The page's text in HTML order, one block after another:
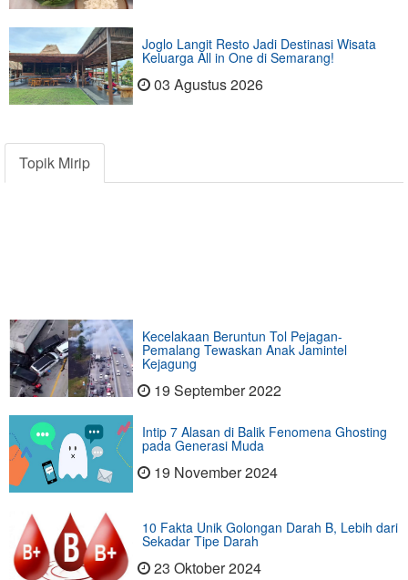
Joglo Langit Resto Jadi Destinasi Wisata
Keluarga All in One di Semarang!
03 Agustus 2026
Topik Mirip
Kecelakaan Beruntun Tol Pejagan-
Pemalang Tewaskan Anak Jamintel
Kejagung
19 September 2022
Intip 7 Alasan di Balik Fenomena Ghosting
pada Generasi Muda
19 November 2024
10 Fakta Unik Golongan Darah B, Lebih dari
Sekadar Tipe Darah
23 Oktober 2024